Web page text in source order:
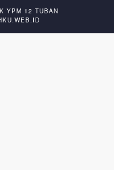
YPM 12 TUBAN